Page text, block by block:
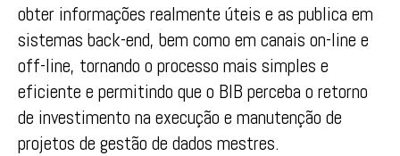
obter informações realmente úteis e as publica em
sistemas back-end, bem como em canais on-line e
off-line, tornando o processo mais simples e
eficiente e permitindo que o BIB perceba o retorno
de investimento na execução e manutenção de
projetos de gestão de dados mestres.